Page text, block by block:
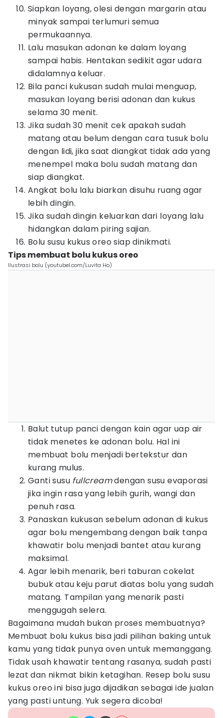
Siapkan loyang, olesi dengan margarin atau
minyak sampai terlumuri semua
permukaannya.
Lalu masukan adonan ke dalam loyang
sampai habis. Hentakan sedikit agar udara
didalamnya keluar.
Bila panci kukusan sudah mulai menguap,
masukan loyang berisi adonan dan kukus
selama 30 menit.
Jika sudah 30 menit cek apakah sudah
matang atau belum dengan cara tusuk bolu
dengan lidi, jika saat diangkat tidak ada yang
menempel maka bolu sudah matang dan
siap diangkat.
Angkat bolu lalu biarkan disuhu ruang agar
lebih dingin.
Jika sudah dingin keluarkan dari loyang lalu
hidangkan dalam piring sajian.
Bolu susu kukus oreo siap dinikmati.
Tips membuat bolu kukus oreo
Ilustrasi bolu (youtubel.com/Luvita Ho)
Balut tutup panci dengan kain agar uap air
tidak menetes ke adonan bolu. Hal ini
membuat bolu menjadi bertekstur dan
kurang mulus.
Ganti susu fullcreamdengan susu evaporasi
jika ingin rasa yang lebih gurih, wangi dan
penuh rasa.
Panaskan kukusan sebelum adonan di kukus
agar bolu mengembang dengan baik tanpa
khawatir bolu menjadi bantet atau kurang
maksimal.
Agar lebih menarik, beri taburan cokelat
bubuk atau keju parut diatas bolu yang sudah
matang. Tampilan yang menarik pasti
menggugah selera.
Bagaimana mudah bukan proses membuatnya?
Membuat bolu kukus bisa jadi pilihan baking untuk
kamu yang tidak punya oven untuk memanggang.
Tidak usah khawatir tentang rasanya, sudah pasti
lezat dan nikmat bikin ketagihan. Resep bolu susu
kukus oreo ini bisa juga dijadikan sebagai ide jualan
yang pasti untung. Yuk segera dicoba!